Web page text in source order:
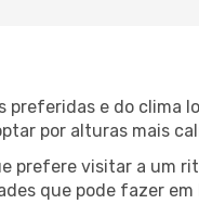
e do clima
por alturas mais
prefere visitar a um
que pode fazer